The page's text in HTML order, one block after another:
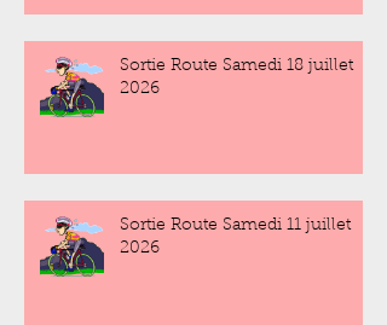
Sortie Route Samedi 18 juillet
2026
Sortie Route Samedi 11 juillet
2026